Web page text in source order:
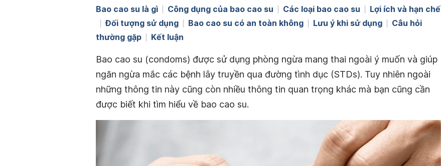
Bao cao su là gì Công dụng của bao cao su Các loại bao cao su
Lợi ích và hạn chế
Đối tượng sử dụng
Bao cao su có an toàn không Lưu ý khi sử dụng
Câu hỏi
thường gặp
Kết luận
Bao cao su (condoms) được sử dụng phòng ngừa mang thai ngoài ý muốn và giúp
ngăn ngừa mắc các bệnh lây truyền qua đường tình dục (STDs). Tuy nhiên ngoài
những thông tin này cũng còn nhiều thông tin quan trọng khác mà bạn cũng cần
được biết khi tìm hiểu về bao cao su.